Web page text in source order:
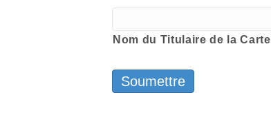
Nom du Titulaire de la Carte